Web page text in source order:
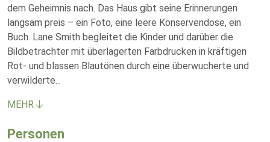
dem Geheimnis nach. Das Haus gibt seine Erinnerungen
langsam preis – ein Foto, eine leere Konservendose, ein
Buch. Lane Smith begleitet die Kinder und darüber die
Bildbetrachter mit überlagerten Farbdrucken in kräftigen
Rot- und blassen Blautönen durch eine überwucherte und
verwilderte...
MEHR
Personen